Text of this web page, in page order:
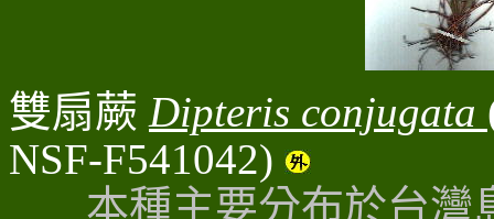
雙扇蕨 Dipteris conjugata
NSF-F541042)
本種主要分布於台灣